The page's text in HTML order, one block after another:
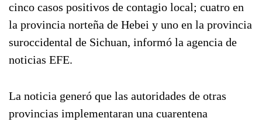
cinco casos positivos de contagio local; cuatro en
la provincia norteña de Hebei y uno en la provincia
suroccidental de Sichuan, informó la agencia de
noticias EFE.
La noticia generó que las autoridades de otras
provincias implementaran una cuarentena